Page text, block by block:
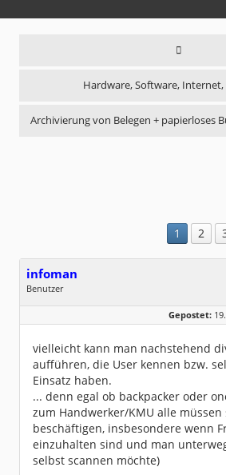
Hardware, Software, Internet,
Archivierung von Belegen + papierloses
1 2
infoman
Benutzer
Geschlecht:
Dabei seit:
06 / 2008
Gepostet:
vielleicht kann man nachstehend
aufführen, die User kennen bzw.
Einsatz haben.
... denn egal ob backpacker oder
zum Handwerker/KMU alle
beschäftigen, insbesondere wenn
einzuhalten sind und man
selbst scannen möchte)